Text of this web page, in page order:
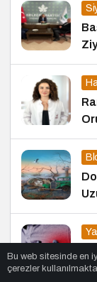
Bu web sitesinde en
çerezler